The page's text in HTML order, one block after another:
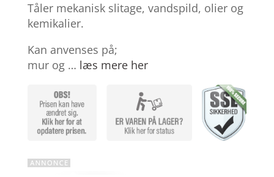
Tåler mekanisk slitage, vandspild, olier og
kemikalier.
Kan anvenses på;
mur og … læs mere her